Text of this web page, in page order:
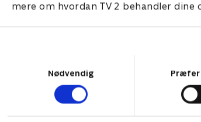
mere om hvordan TV 2 behandler dine
Nødvendig